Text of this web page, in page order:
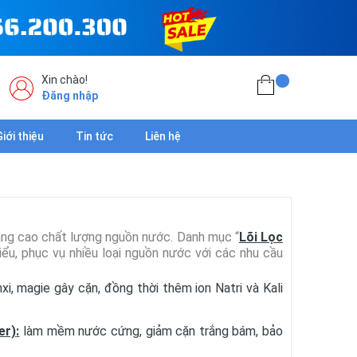
Xin chào!
Đăng nhập
thiệu Tin tức Liên hệ
cao chất lượng nguồn nước. Danh mục “Lõi Lọc
phục vụ nhiều loại nguồn nước với các nhu cầu
magie gây cặn, đồng thời thêm ion Natri và Kali
: làm mềm nước cứng, giảm cặn trắng bám, bảo